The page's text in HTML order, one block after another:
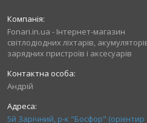
Fonari.in.ua - Інтернет-магазин
світлодіодних ліхтарів,
зарядних пристроїв і аксесуарів
Андрій
5й Зарічний, р-к "Босфор" (орієнтир